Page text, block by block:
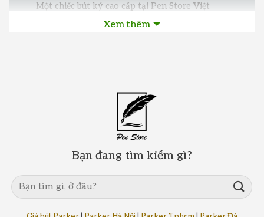
Một chiếc bút ký cao cấp tại Pen Store Việt
Nam sẽ chia sẻ tất cả điều đó với bạn. Hãy cùng
Xem thêm
Bạn đang tìm kiếm gì?